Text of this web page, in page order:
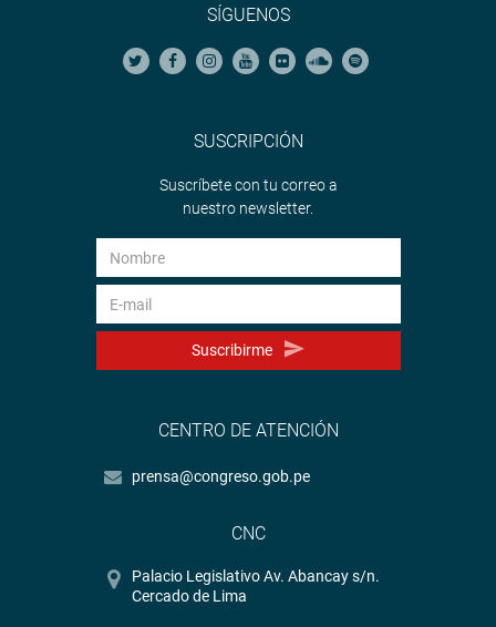
SÍGUENOS
SUSCRIPCIÓN
Suscríbete con tu correo a
nuestro newsletter.
Suscribirme
CENTRO DE ATENCIÓN
prensa@congreso.gob.pe
CNC
Palacio Legislativo Av. Abancay s/n.
Cercado de Lima